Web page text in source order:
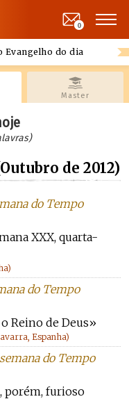
Evangelho do dia
0
Master
de 2012)
do Tempo
XXX, quarta-
do Tempo
Reino de Deus»
Espanha)
do Tempo
porém, furioso